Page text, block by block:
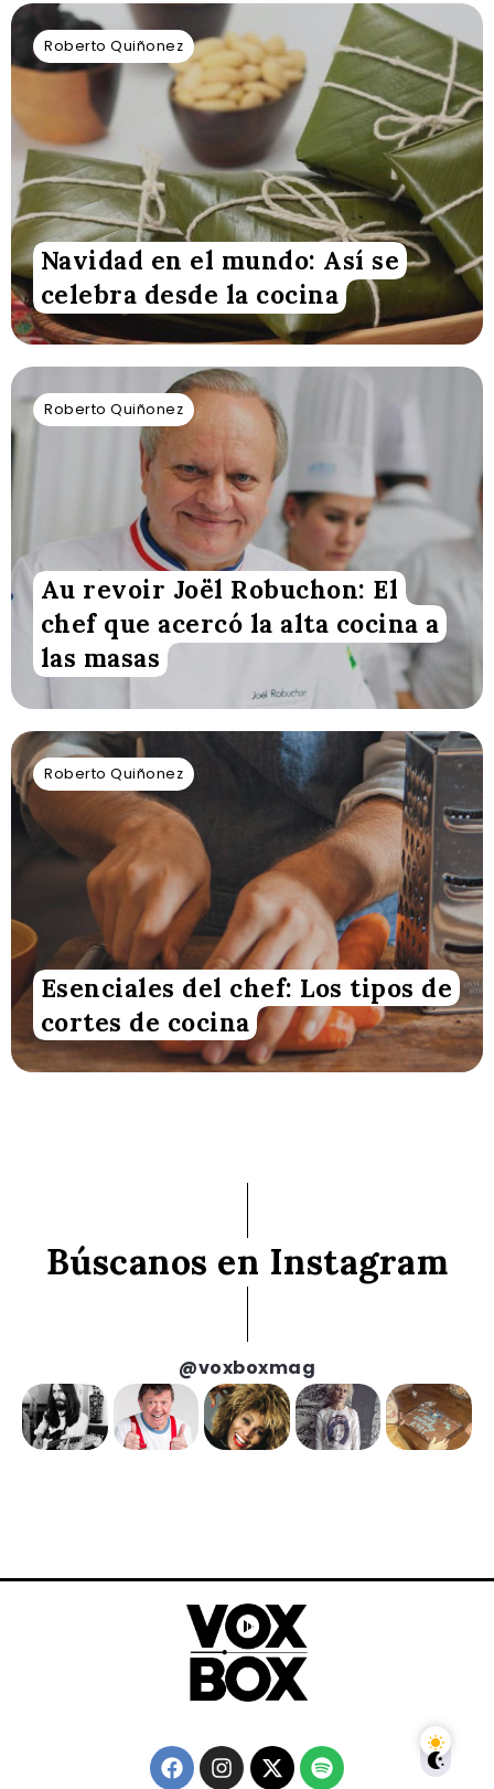
Roberto Quiñonez
Navidad en el mundo: Así se
celebra desde la cocina
Roberto Quiñonez
Au revoir Joël Robuchon: El
chef que acercó la alta cocina a
las masas
Roberto Quiñonez
Esenciales del chef: Los tipos de
cortes de cocina
Búscanos en Instagram
@voxboxmag